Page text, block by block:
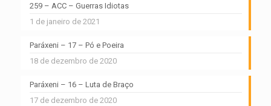
259 – ACC – Guerras Idiotas
1 de janeiro de 2021
Paráxeni – 17 – Pó e Poeira
18 de dezembro de 2020
Paráxeni – 16 – Luta de Braço
17 de dezembro de 2020